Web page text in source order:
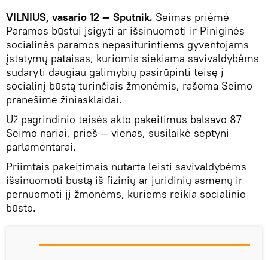
VILNIUS, vasario 12 — Sputnik. Seimas priėmė
Paramos būstui įsigyti ar išsinuomoti ir Piniginės
socialinės paramos nepasiturintiems gyventojams
įstatymų pataisas, kuriomis siekiama savivaldybėms
sudaryti daugiau galimybių pasirūpinti teisę į
socialinį būstą turinčiais žmonėmis, rašoma Seimo
pranešime žiniasklaidai.
Už pagrindinio teisės akto pakeitimus balsavo 87
Seimo nariai, prieš — vienas, susilaikė septyni
parlamentarai.
Priimtais pakeitimais nutarta leisti savivaldybėms
išsinuomoti būstą iš fizinių ar juridinių asmenų ir
pernuomoti jį žmonėms, kuriems reikia socialinio
būsto.